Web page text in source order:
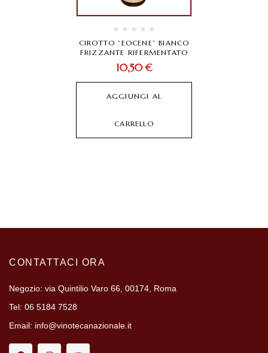
CIROTTO “EOCENE” BIANCO
FRIZZANTE RIFERMENTATO
10,50€
AGGIUNGI AL
CARRELLO
CONTATTACI ORA
Negozio: via Quintilio Varo 66, 00174, Roma
Tel: 06 5184 7528
Email: info@vinotecanazionale.it